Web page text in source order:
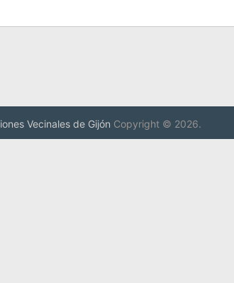
Vecinales de Gijón Copyright © 2026.